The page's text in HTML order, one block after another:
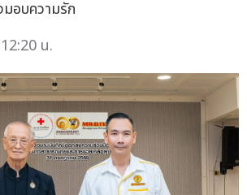
มอบความรัก
น.